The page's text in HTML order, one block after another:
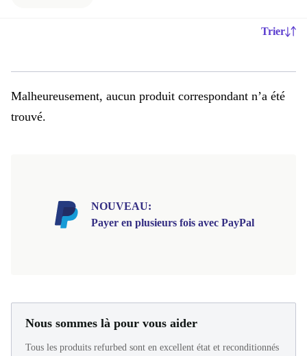
Trier
Malheureusement, aucun produit correspondant n’a été
trouvé.
NOUVEAU:
Payer en plusieurs fois avec PayPal
Nous sommes là pour vous aider
Tous les produits refurbed sont en excellent état et reconditionnés